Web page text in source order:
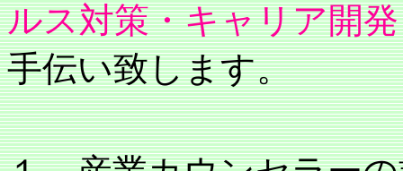
ルス対策・キャリア開
手伝い致します。